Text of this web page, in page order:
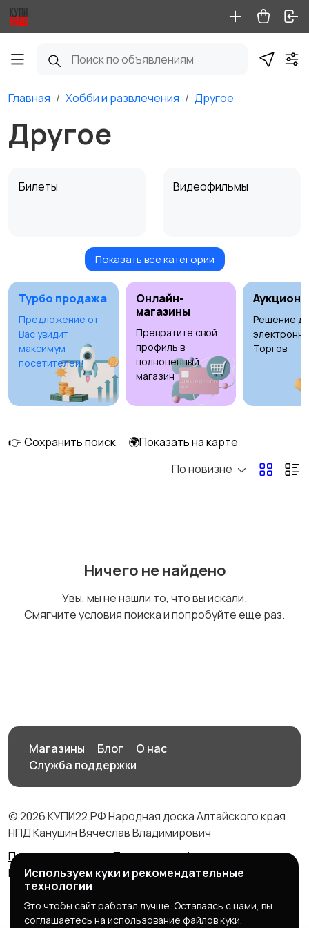
Главная Хобби и развлечения Другое
Другое
Билеты Видеофильмы
Игровые приставки
Игры для приставок и
ПК
Книги и журналы Коллекционирование
творчества
Показать все категории
Турбо продажа
Предложение от
Вас увидит
максимум
посетителей!
Онлайн-
магазины
Превратите свой
профиль в
полноценный
магазин
Аукционы
Решение
Торгов
👉 Сохранить поиск
🌍Показать на карте
По новизне
Ничего не найдено
Увы, мы не нашли то, что вы искали.
Смягчите условия поиска и попробуйте еще раз.
Магазины Блог
О нас
Служба поддержки
© 2026 КУПИ22.РФ Народная доска Алтайского края
НПД Канушин Вячеслав Владимирович
Правила сервиса
Политика конфиденциальности
Политика использования cookie
Используем куки и рекомендательные
технологии
Это чтобы сайт работал лучше. Оставаясь с нами, вы
соглашаетесь на использование файлов куки.